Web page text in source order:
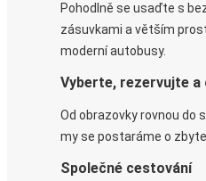
Pohodlně se usaďte s
zásuvkami a větším
moderní autobusy.
Vyberte, rezervujte
Od obrazovky rovnou do
my se postaráme o
Společné cestování